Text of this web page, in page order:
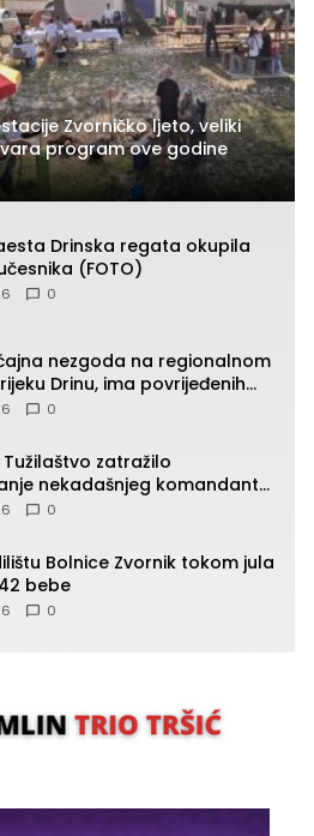
Zvorničko ljeto, veliki
program ove godine
Drinska regata okupila
(FOTO)
0
nezgoda na regionalnom
Drinu, ima povrijeđenih
0
Tužilaštvo zatražilo
nekadašnjeg komandanta
brigade
0
Bolnice Zvornik tokom jula
bebe
0